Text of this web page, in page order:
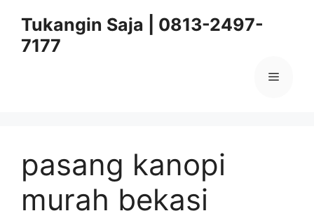
content
Tukangin Saja | 0813-2497-
7177
Menu
pasang kanopi
murah bekasi